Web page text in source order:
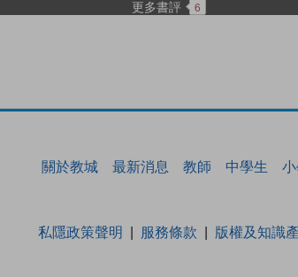
更多書評 6
關於教城 最新消息 教師 中學生
私隱政策聲明 服務條款 版權及知識